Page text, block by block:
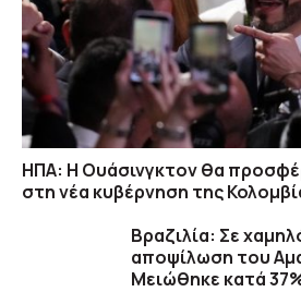
ΗΠΑ: H Ουάσινγκτον θα
στη νέα κυβέρνηση της
Βραζιλία: Σε
αποψίλωση του
Μειώθηκε κατά